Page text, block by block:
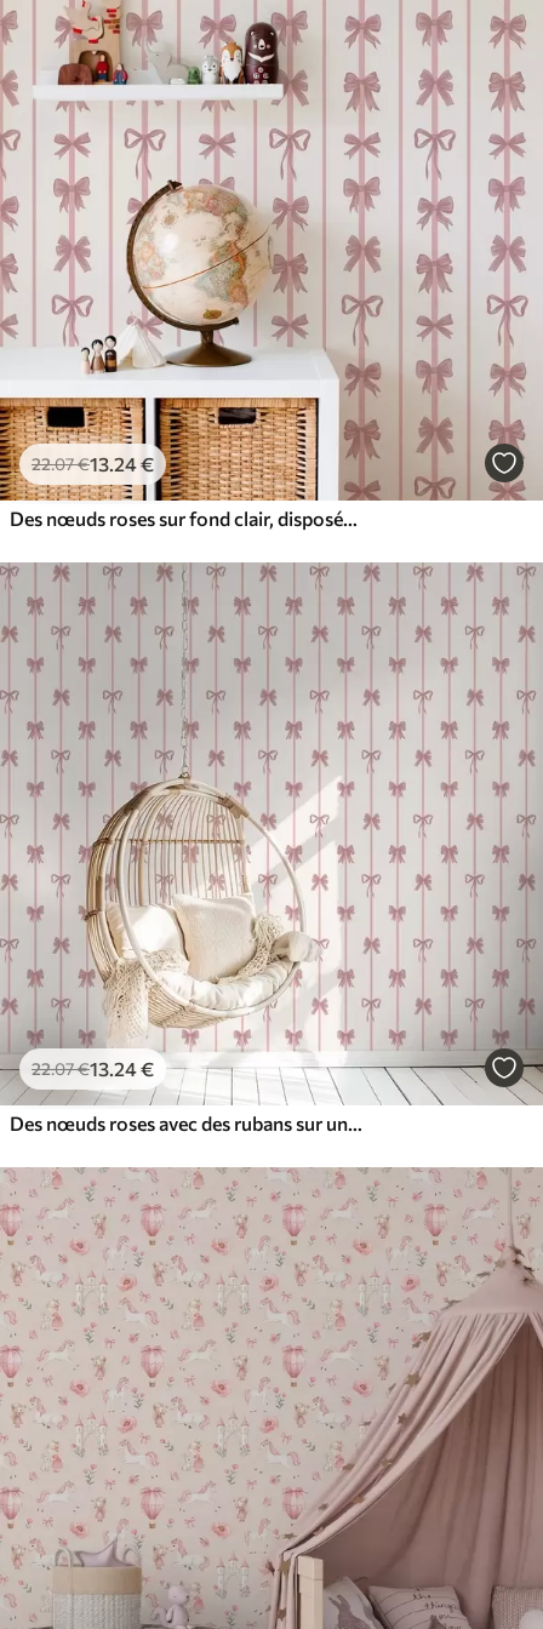
65.0039.00€/m²
22.07€13.24€
Des nœuds roses sur fond clair, disposés en rayures verticales
22.07€13.24€
Des nœuds roses avec des rubans sur un fond clair